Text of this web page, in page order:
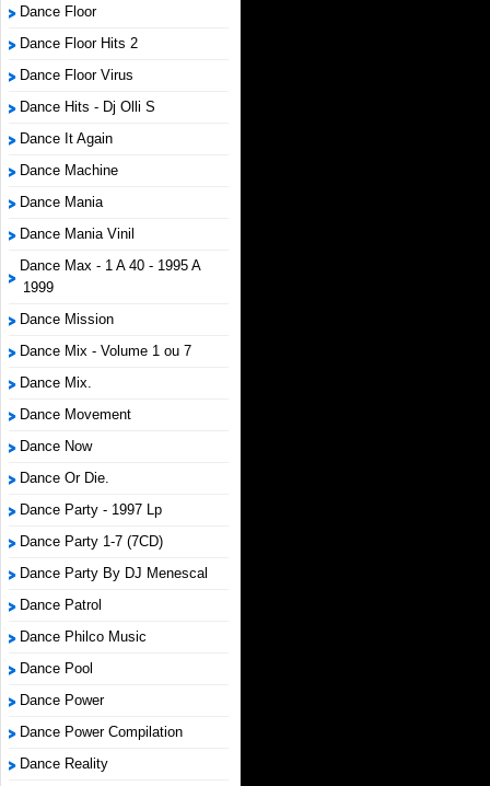
Dance Floor
Dance Floor Hits 2
Dance Floor Virus
Dance Hits - Dj Olli S
Dance It Again
Dance Machine
Dance Mania
Dance Mania Vinil
Dance Max - 1 A 40 - 1995 A
1999
Dance Mission
Dance Mix - Volume 1 ou 7
Dance Mix.
Dance Movement
Dance Now
Dance Or Die.
Dance Party - 1997 Lp
Dance Party 1-7 (7CD)
Dance Party By DJ Menescal
Dance Patrol
Dance Philco Music
Dance Pool
Dance Power
Dance Power Compilation
Dance Reality